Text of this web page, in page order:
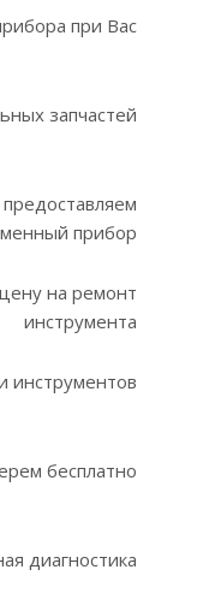
при Вас
запчастей
прибор
на ремонт
инструмента
инструментов
бесплатно
диагностика